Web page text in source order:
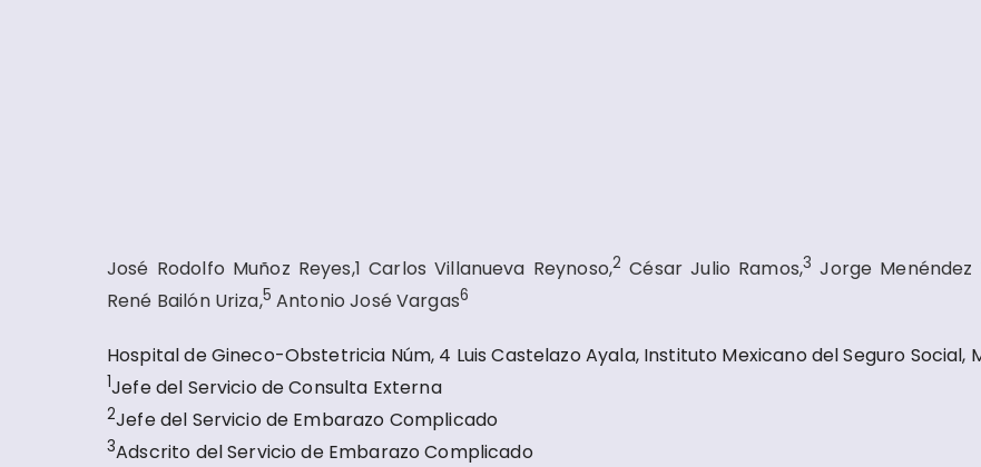
José Rodolfo Muñoz Reyes,1 Carlos Villanueva Reynoso,2 César Julio Ramos,3 Jorge Menéndez
René Bailón Uriza,5 Antonio José Vargas6
Hospital de Gineco-Obstetricia Núm, 4 Luis Castelazo Ayala, Instituto Mexicano del Seguro Social,
1Jefe del Servicio de Consulta Externa
2Jefe del Servicio de Embarazo Complicado
3Adscrito del Servicio de Embarazo Complicado